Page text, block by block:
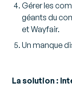
Gérer les
géants du
et Wayfair.
Un manque
La solution :